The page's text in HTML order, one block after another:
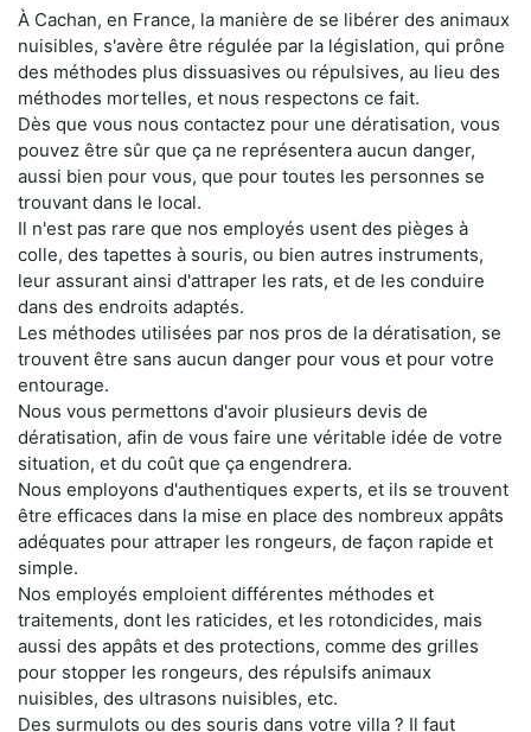
À Cachan, en France, la manière de se libérer des animaux
nuisibles, s'avère être régulée par la législation, qui prône
des méthodes plus dissuasives ou répulsives, au lieu des
méthodes mortelles, et nous respectons ce fait.
Dès que vous nous contactez pour une dératisation, vous
pouvez être sûr que ça ne représentera aucun danger,
aussi bien pour vous, que pour toutes les personnes se
trouvant dans le local.
Il n'est pas rare que nos employés usent des pièges à
colle, des tapettes à souris, ou bien autres instruments,
leur assurant ainsi d'attraper les rats, et de les conduire
dans des endroits adaptés.
Les méthodes utilisées par nos pros de la dératisation, se
trouvent être sans aucun danger pour vous et pour votre
entourage.
Nous vous permettons d'avoir plusieurs devis de
dératisation, afin de vous faire une véritable idée de votre
situation, et du coût que ça engendrera.
Nous employons d'authentiques experts, et ils se trouvent
être efficaces dans la mise en place des nombreux appâts
adéquates pour attraper les rongeurs, de façon rapide et
simple.
Nos employés emploient différentes méthodes et
traitements, dont les raticides, et les rotondicides, mais
aussi des appâts et des protections, comme des grilles
pour stopper les rongeurs, des répulsifs animaux
nuisibles, des ultrasons nuisibles, etc.
Des surmulots ou des souris dans votre villa ? Il faut